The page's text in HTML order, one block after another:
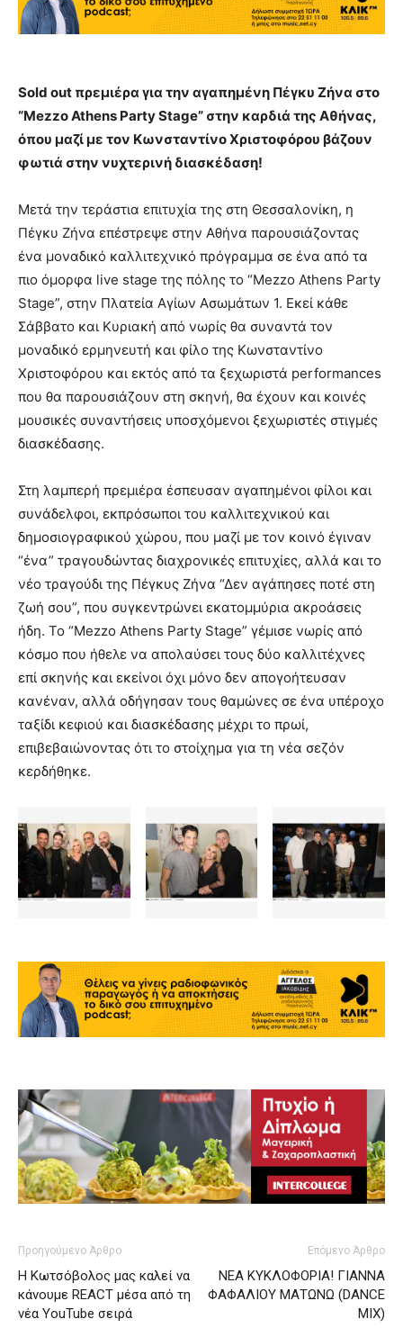
Sold out πρεμιέρα για την αγαπημένη Πέγκυ Ζήνα στο
“Mezzo Athens Party Stage” στην καρδιά της Αθήνας,
όπου μαζί με τον Κωνσταντίνο Χριστοφόρου βάζουν
φωτιά στην νυχτερινή διασκέδαση!
Μετά την τεράστια επιτυχία της στη Θεσσαλονίκη, η
Πέγκυ Ζήνα επέστρεψε στην Αθήνα παρουσιάζοντας
ένα μοναδικό καλλιτεχνικό πρόγραμμα σε ένα από τα
πιο όμορφα live stage της πόλης το “Mezzo Athens Party
Stage”, στην Πλατεία Αγίων Ασωμάτων 1. Εκεί κάθε
Σάββατο και Κυριακή από νωρίς θα συναντά τον
μοναδικό ερμηνευτή και φίλο της Κωνσταντίνο
Χριστοφόρου και εκτός από τα ξεχωριστά performances
που θα παρουσιάζουν στη σκηνή, θα έχουν και κοινές
μουσικές συναντήσεις υποσχόμενοι ξεχωριστές στιγμές
διασκέδασης.
Στη λαμπερή πρεμιέρα έσπευσαν αγαπημένοι φίλοι και
συνάδελφοι, εκπρόσωποι του καλλιτεχνικού και
δημοσιογραφικού χώρου, που μαζί με τον κοινό έγιναν
“ένα” τραγουδώντας διαχρονικές επιτυχίες, αλλά και το
νέο τραγούδι της Πέγκυς Ζήνα “Δεν αγάπησες ποτέ στη
ζωή σου”, που συγκεντρώνει εκατομμύρια ακροάσεις
ήδη. Το “Mezzo Athens Party Stage” γέμισε νωρίς από
κόσμο που ήθελε να απολαύσει τους δύο καλλιτέχνες
επί σκηνής και εκείνοι όχι μόνο δεν απογοήτευσαν
κανέναν, αλλά οδήγησαν τους θαμώνες σε ένα υπέροχο
ταξίδι κεφιού και διασκέδασης μέχρι το πρωί,
επιβεβαιώνοντας ότι το στοίχημα για τη νέα σεζόν
κερδήθηκε.
Προηγούμενο Άρθρο
Η Κωτσόβολος μας καλεί να
κάνουμε REACT μέσα από τη
νέα YouTube σειρά
Επόμενο Άρθρο
ΝΕΑ ΚΥΚΛΟΦΟΡΙΑ! ΓΙΑΝΝΑ
ΦΑΦΑΛΙΟΥ ΜΑΤΩΝΩ (DANCE
MIX)